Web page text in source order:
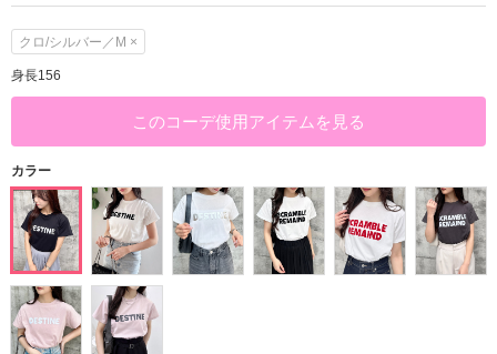
クロ/シルバー／M ×
身長156
このコーデ使用アイテムを見る
カラー